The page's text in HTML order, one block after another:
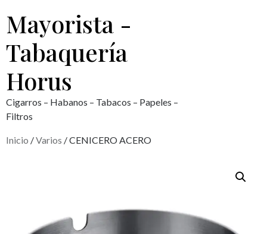
Mayorista -
Tabaquería
Horus
Cigarros – Habanos – Tabacos – Papeles –
Filtros
Inicio /Varios / CENICERO ACERO